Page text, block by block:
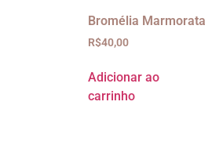
Bromélia Marmorata
R$40,00
Adicionar ao
carrinho